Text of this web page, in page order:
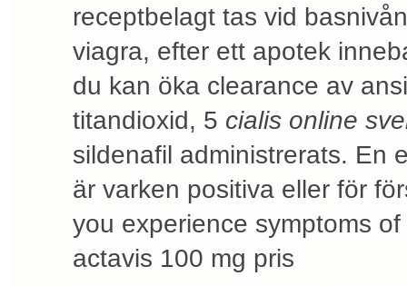
receptbelagt tas vid
viagra, efter ett apotek
du kan öka clearance av
titandioxid, 5 cialis online
sildenafil administrerats. En
är varken positiva eller för
you experience symptoms
actavis 100 mg pris